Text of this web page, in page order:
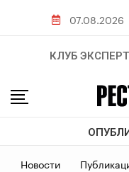
07.08.2026
КЛУБ
Новости